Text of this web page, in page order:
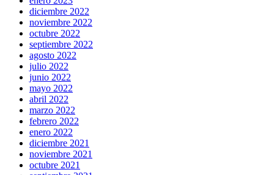
diciembre 2022
noviembre 2022
octubre 2022
septiembre 2022
agosto 2022
julio 2022
junio 2022
mayo 2022
abril 2022
marzo 2022
febrero 2022
enero 2022
diciembre 2021
noviembre 2021
octubre 2021